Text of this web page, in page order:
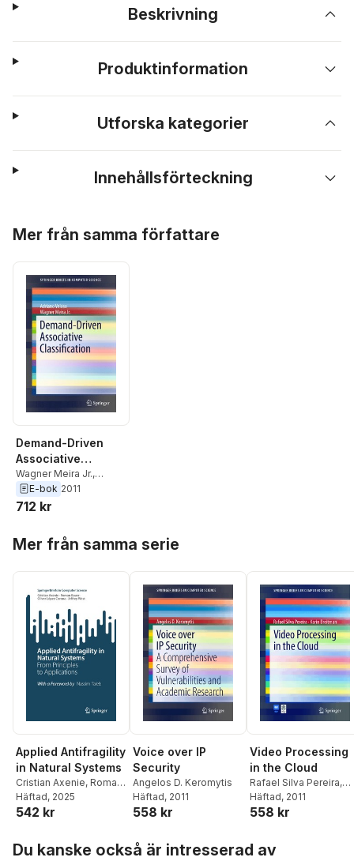
Beskrivning
Produktinformation
Utforska kategorier
Innehållsförteckning
Mer från samma författare
Demand-Driven
Associative
Classification
Wagner Meira Jr.,
Adriano Veloso
E-bok 2011
712 kr
Mer från samma serie
Applied Antifragility
in Natural Systems
Cristian Axenie, Roman
Bauer,Oliver López
Corona,
Häftad, 2025
542 kr
Voice over IP
Security
Angelos D. Keromytis
Häftad, 2011
558 kr
Video Processing
in the Cloud
Rafael Silva Pereira,
Karin K. Breitman
Häftad, 2011
558 kr
Du kanske också är intresserad av